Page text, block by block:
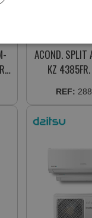
ACOND.
KZ
REF: